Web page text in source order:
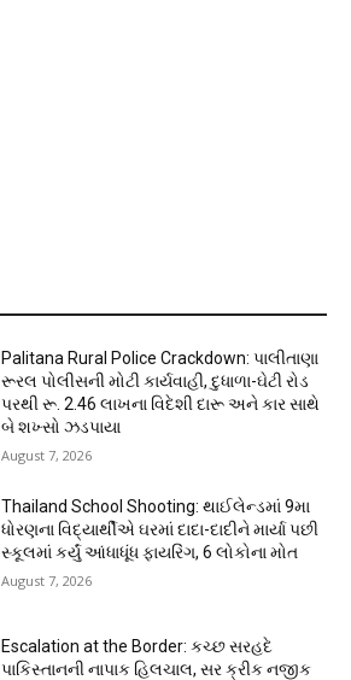
Palitana Rural Police Crackdown: પાલીતાણા
રૂરલ પોલીસની મોટી કાર્યવાહી, દુધાળા-ઘેટી રોડ
પરથી રૂ. 2.46 લાખના વિદેશી દારૂ અને કાર સાથે
બે શખ્સો ઝડપાયા
August 7, 2026
Thailand School Shooting: થાઈલેન્ડમાં 9મા
ધોરણના વિદ્યાર્થીએ ઘરમાં દાદા-દાદીને માર્યા પછી
સ્કૂલમાં કર્યું આંધાધૂંધ ફાયરિંગ, 6 લોકોના મોત
August 7, 2026
Escalation at the Border: કચ્છ સરહદે
પાકિસ્તાનની નાપાક હિલચાલ, સર ક્રીક નજીક